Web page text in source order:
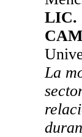
LIC.
La